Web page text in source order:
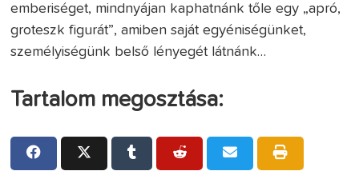
emberiséget, mindnyájan kaphatnánk tőle egy „apró,
groteszk figurát”, amiben saját egyéniségünket,
személyiségünk belső lényegét látnánk…
Tartalom megosztása: